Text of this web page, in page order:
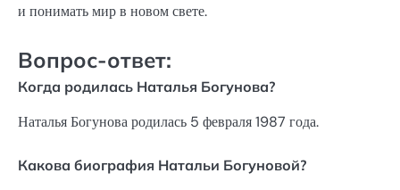
и понимать мир в новом свете.
Вопрос-ответ:
Когда родилась Наталья Богунова?
Наталья Богунова родилась 5 февраля 1987 года.
Какова биография Натальи Богуновой?